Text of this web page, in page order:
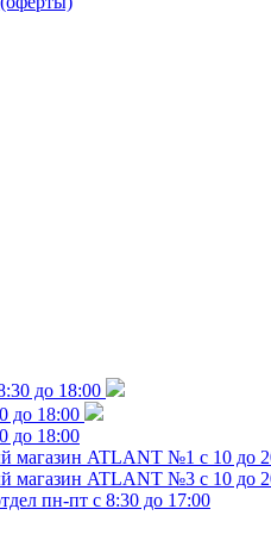
до 18:00
до 18:00
до 18:00
магазин ATLANT №1 с 10 до
магазин ATLANT №3 с 10 до
пн-пт с 8:30 до 17:00